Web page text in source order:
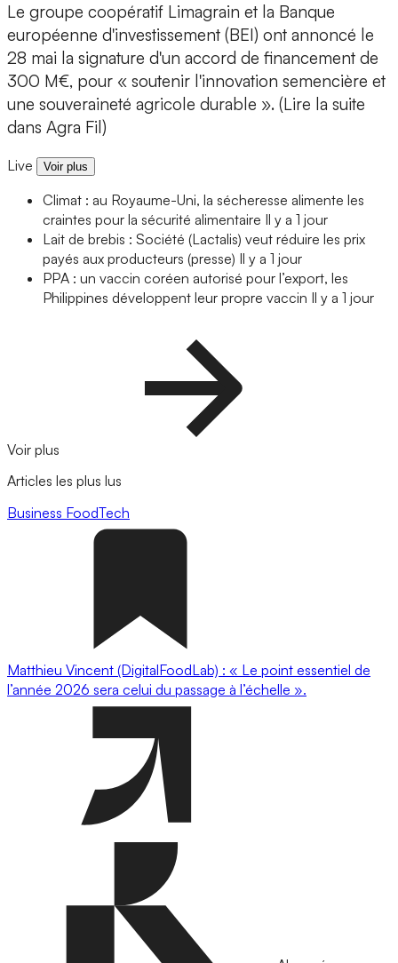
Le groupe coopératif Limagrain et la Banque
européenne d'investissement (BEI) ont annoncé le
28 mai la signature d'un accord de financement de
300 M€, pour « soutenir l'innovation semencière et
une souveraineté agricole durable ». (Lire la suite
dans Agra Fil)
Live Voir plus
Climat : au Royaume-Uni, la sécheresse alimente les
craintes pour la sécurité alimentaire Il y a 1 jour
Lait de brebis : Société (Lactalis) veut réduire les prix
payés aux producteurs (presse) Il y a 1 jour
PPA : un vaccin coréen autorisé pour l’export, les
Philippines développent leur propre vaccin Il y a 1 jour
Voir plus
Articles les plus lus
Business FoodTech
Matthieu Vincent (DigitalFoodLab) : « Le point essentiel de
l’année 2026 sera celui du passage à l’échelle ».